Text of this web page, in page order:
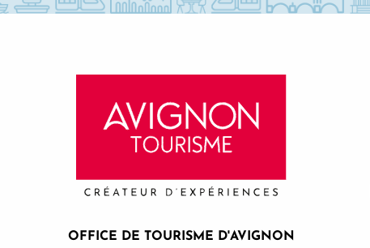
OFFICE DE TOURISME D'AVIGNON